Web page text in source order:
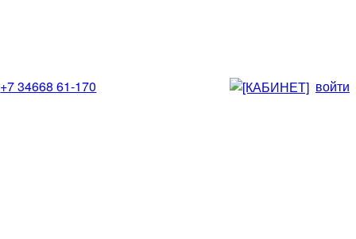
+7 34668 61-170 войти